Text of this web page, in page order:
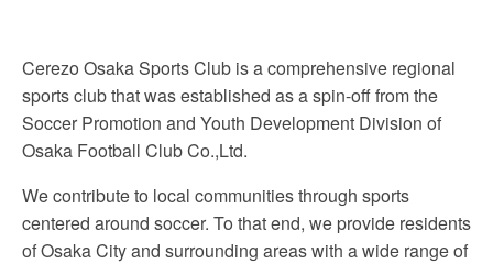
Cerezo Osaka Sports Club is a comprehensive regional
sports club that was established as a spin-off from the
Soccer Promotion and Youth Development Division of
Osaka Football Club Co.,Ltd.
We contribute to local communities through sports
centered around soccer. To that end, we provide residents
of Osaka City and surrounding areas with a wide range of